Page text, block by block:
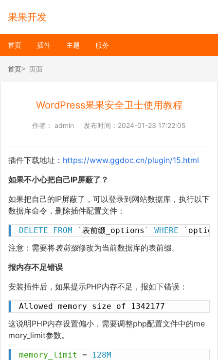
果果开发
首页 插件 主题 服务
首页 页面
WordPress果果安全卫士使用教程
作者： admin 发布时间： 2024-01-23 17:22:05
插件下载地址： https://www.ggdoc.cn/plugin/15.html
如果不小心把自己IP屏蔽了？
如果把自己的IP屏蔽了，可以登录到网站数据库，执行以下
数据库命令，删除插件配置文件：
DELETE FROM ` 表前缀_options ` WHERE `
注意：需要将表前缀修改为当前数据库的表前缀。
报内存不足错误
安装插件后，如果提示PHP内存不足，报如下错误：
Allowed memory size of 1342177
这说明PHP内存设置偏小，需要调整php配置文件中的me
mory_limit参数。
memory_limit = 128M